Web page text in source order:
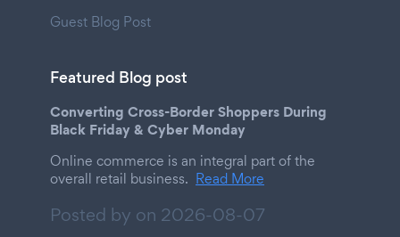
Guest Blog Post
Featured Blog post
Converting Cross-Border Shoppers During
Black Friday & Cyber Monday
Online commerce is an integral part of the
overall retail business. Read More
Posted by on 2026-08-07